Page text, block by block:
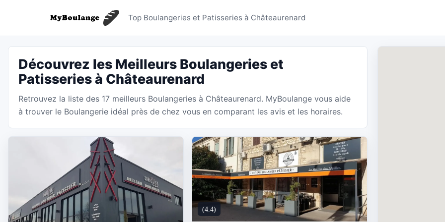
Boulangeries Châteaurenard -
Top Boulangeries et Patisseries à Châteaurenard
Découvrez les Meilleurs Boulangeries et
Patisseries à Châteaurenard
Retrouvez la liste des 17 meilleurs Boulangeries à Châteaurenard. MyBoulange vous aide
à trouver le Boulangerie idéal près de chez vous en comparant les avis et les horaires.
(4.4)